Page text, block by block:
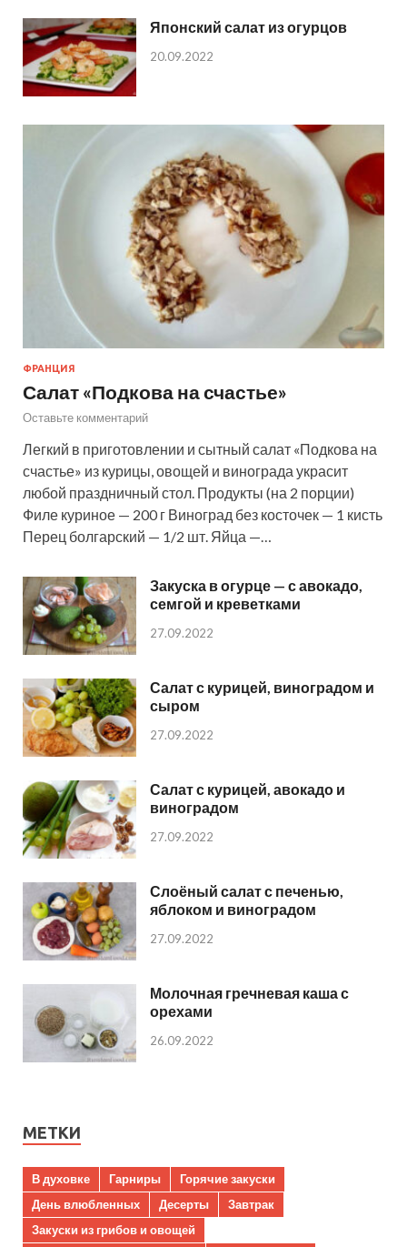
Японский салат из огурцов
20.09.2022
ФРАНЦИЯ
Салат «Подкова на счастье»
Оставьте комментарий
Легкий в приготовлении и сытный салат «Подкова на
счастье» из курицы, овощей и винограда украсит
любой праздничный стол. Продукты (на 2 порции)
Филе куриное — 200 г Виноград без косточек — 1 кисть
Перец болгарский — 1/2 шт. Яйца —…
Закуска в огурце — с авокадо,
семгой и креветками
27.09.2022
Салат с курицей, виноградом и
сыром
27.09.2022
Салат с курицей, авокадо и
виноградом
27.09.2022
Слоёный салат с печенью,
яблоком и виноградом
27.09.2022
Молочная гречневая каша с
орехами
26.09.2022
МЕТКИ
В духовке Гарниры
Горячие закуски
День влюбленных
Десерты
Завтрак
Закуски из грибов и овощей